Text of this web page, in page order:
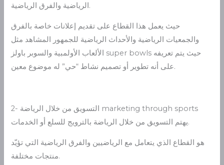
الرياضية والفرق الرياضية.
حيث يعمل هذا القطاع على تقديم إعلانات خاصة بالفرق
والجمعيات الرياضية والأحداث الرياضية للجمهور المشاهد مثل
الألعاب الأولمبية والسوبر باولز super bowls حيث يتم تعريفه
على أنه تطوير أو تصميم نشاط “حي” له موضوع معين.
2- التسويق من خلال الرياضة marketing through sports
يهتم التسويق من خلال الرياضة بالترويج للسلع أو الخدمات.
هو القطاع الذي يتعامل مع الرياضيين والفرق الرياضية التي تؤيّد
منتجات مختلفة.